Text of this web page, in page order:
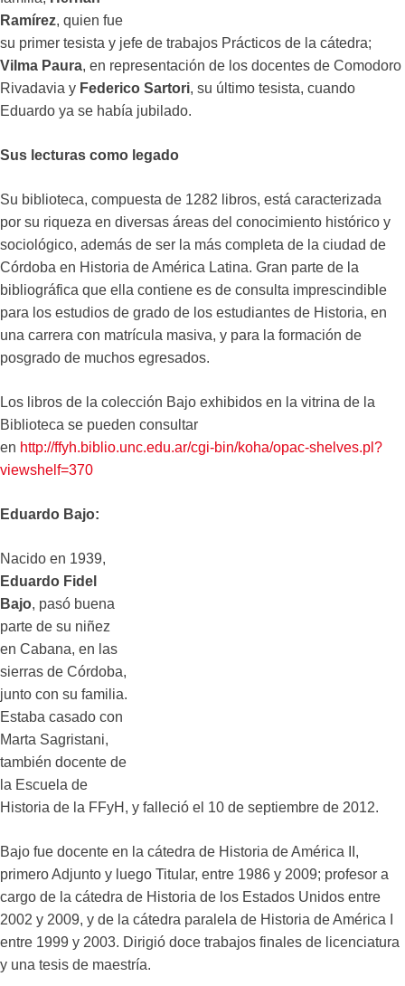
Ramírez, quien fue
su primer tesista y jefe de trabajos Prácticos de la cátedra;
Vilma Paura, en representación de los docentes de Comodoro
Rivadavia y Federico Sartori, su último tesista, cuando
Eduardo ya se había jubilado.
Sus lecturas como legado
Su biblioteca, compuesta de 1282 libros, está caracterizada
por su riqueza en diversas áreas del conocimiento histórico y
sociológico, además de ser la más completa de la ciudad de
Córdoba en Historia de América Latina. Gran parte de la
bibliográfica que ella contiene es de consulta imprescindible
para los estudios de grado de los estudiantes de Historia, en
una carrera con matrícula masiva, y para la formación de
posgrado de muchos egresados.
Los libros de la colección Bajo exhibidos en la vitrina de la
Biblioteca se pueden consultar
en http://ffyh.biblio.unc.edu.ar/cgi-bin/koha/opac-shelves.pl?
viewshelf=370
Eduardo Bajo:
Nacido en 1939,
Eduardo Fidel
Bajo, pasó buena
parte de su niñez
en Cabana, en las
sierras de Córdoba,
junto con su familia.
Estaba casado con
Marta Sagristani,
también docente de
la Escuela de
Historia de la FFyH, y falleció el 10 de septiembre de 2012.
Bajo fue docente en la cátedra de Historia de América II,
primero Adjunto y luego Titular, entre 1986 y 2009; profesor a
cargo de la cátedra de Historia de los Estados Unidos entre
2002 y 2009, y de la cátedra paralela de Historia de América I
entre 1999 y 2003. Dirigió doce trabajos finales de licenciatura
y una tesis de maestría.